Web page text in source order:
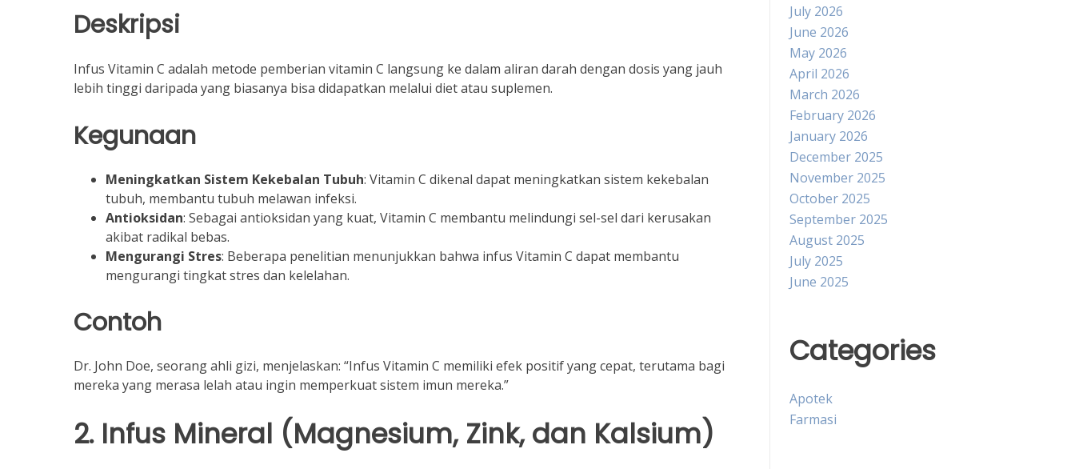
Deskripsi
Infus Vitamin C adalah metode pemberian vitamin C langsung ke dalam aliran darah dengan dosis yang jauh
lebih tinggi daripada yang biasanya bisa didapatkan melalui diet atau suplemen.
Kegunaan
Meningkatkan Sistem Kekebalan Tubuh: Vitamin C dikenal dapat meningkatkan sistem kekebalan
tubuh, membantu tubuh melawan infeksi.
Antioksidan: Sebagai antioksidan yang kuat, Vitamin C membantu melindungi sel-sel dari kerusakan
akibat radikal bebas.
Mengurangi Stres: Beberapa penelitian menunjukkan bahwa infus Vitamin C dapat membantu
mengurangi tingkat stres dan kelelahan.
Contoh
Dr. John Doe, seorang ahli gizi, menjelaskan: “Infus Vitamin C memiliki efek positif yang cepat, terutama bagi
mereka yang merasa lelah atau ingin memperkuat sistem imun mereka.”
2. Infus Mineral (Magnesium, Zink, dan Kalsium)
July 2026
June 2026
May 2026
April 2026
March 2026
February 2026
January 2026
December 2025
November 2025
October 2025
September 2025
August 2025
July 2025
June 2025
Categories
Apotek
Farmasi